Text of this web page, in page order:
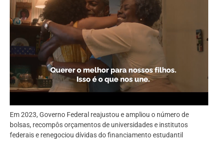
Em 2023, Governo Federal reajustou e ampliou o número de
bolsas, recompôs orçamentos de universidades e institutos
federais e renegociou dívidas do financiamento estudantil